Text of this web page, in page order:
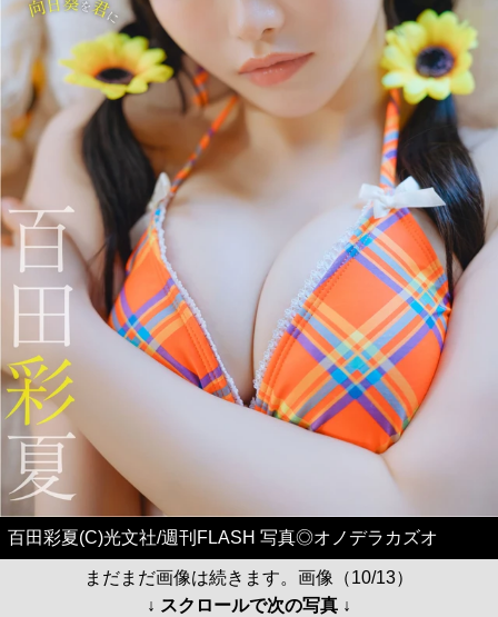
百田彩夏(C)光文社/週刊FLASH 写真◎オノデラカズオ
まだまだ画像は続きます。画像（10/13）
↓ スクロールで次の写真 ↓